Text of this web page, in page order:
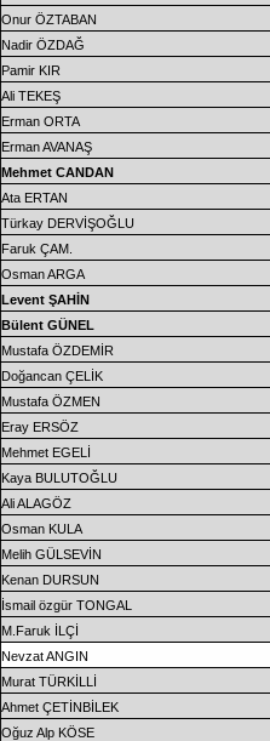
Onur ÖZTABAN
Nadir ÖZDAĞ
Pamir KIR
Ali TEKEŞ
Erman ORTA
Erman AVANAŞ
Mehmet CANDAN
Ata ERTAN
Türkay DERVİŞOĞLU
Faruk ÇAM.
Osman ARGA
Levent ŞAHİN
Bülent GÜNEL
Mustafa ÖZDEMİR
Doğancan ÇELİK
Mustafa ÖZMEN
Eray ERSÖZ
Mehmet EGELİ
Kaya BULUTOĞLU
Ali ALAGÖZ
Osman KULA
Melih GÜLSEVİN
Kenan DURSUN
İsmail özgür TONGAL
M.Faruk İLÇİ
Nevzat ANGIN
Murat TÜRKİLLİ
Ahmet ÇETİNBİLEK
Oğuz Alp KÖSE